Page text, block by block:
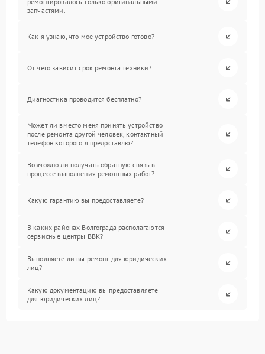
запчастями.
Как я узнаю, что мое устройство готово?
От чего зависит срок ремонта техники?
Диагностика проводится бесплатно?
Может ли вместо меня принять устройство
после ремонта другой человек, контактный
телефон которого я предоставлю?
Возможно ли получать обратную связь в
процессе выполнения ремонтных работ?
Какую гарантию вы предоставляете?
В каких районах Волгограда располагаются
сервисные центры BBK?
Выполняете ли вы ремонт для юридических
лиц?
Какую документацию вы предоставляете
для юридических лиц?